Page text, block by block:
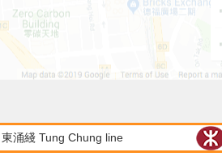
東涌綫 Tung Chung line